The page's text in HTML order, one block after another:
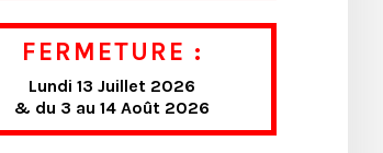
FERMETURE :
Lundi 13 Juillet 2026
& du 3 au 14 Août 2026